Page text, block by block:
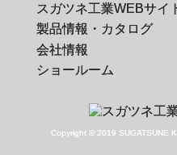
スガツネ工業WEBサイ
製品情報・カタログ
会社情報
ショールーム
Copyright © 2019 SUGATSUNE